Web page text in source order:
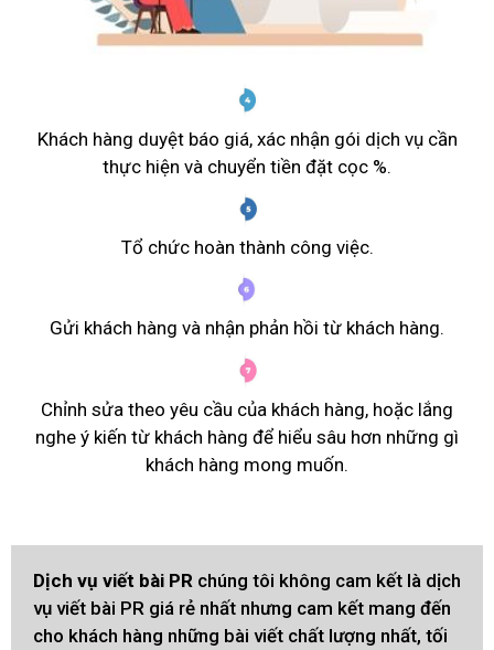
Khách hàng duyệt báo giá, xác nhận gói dịch vụ cần
thực hiện và chuyển tiền đặt cọc %.
Tổ chức hoàn thành công việc.
Gửi khách hàng và nhận phản hồi từ khách hàng.
Chỉnh sửa theo yêu cầu của khách hàng, hoặc lắng
nghe ý kiến từ khách hàng để hiểu sâu hơn những gì
khách hàng mong muốn.
Dịch vụ viết bài PR chúng tôi không cam kết là dịch
vụ viết bài PR giá rẻ nhất nhưng cam kết mang đến
cho khách hàng những bài viết chất lượng nhất, tối